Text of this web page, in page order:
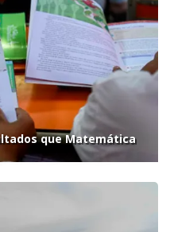
que Matemática